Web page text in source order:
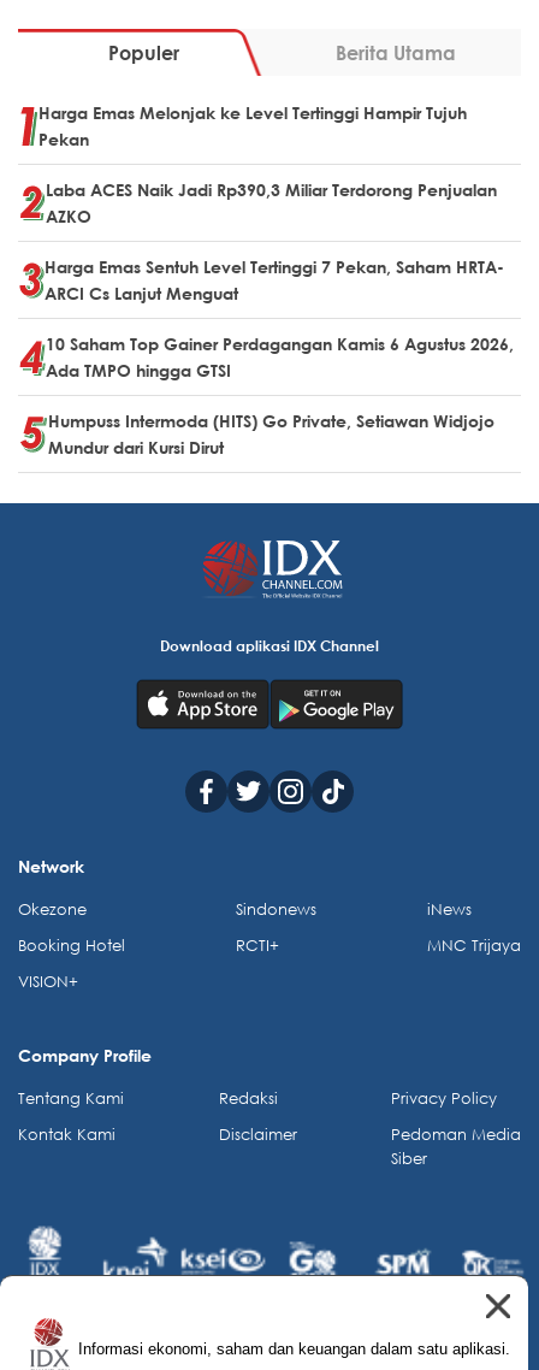
Populer Berita Utama
Harga Emas Melonjak ke Level Tertinggi Hampir Tujuh
Pekan
Laba ACES Naik Jadi Rp390,3 Miliar Terdorong Penjualan
AZKO
Harga Emas Sentuh Level Tertinggi 7 Pekan, Saham HRTA-
ARCI Cs Lanjut Menguat
10 Saham Top Gainer Perdagangan Kamis 6 Agustus 2026,
Ada TMPO hingga GTSI
Humpuss Intermoda (HITS) Go Private, Setiawan Widjojo
Mundur dari Kursi Dirut
Informasi ekonomi, saham dan keuangan dalam satu aplikasi.
Download aplikasi IDX Channel
Network
Okezone
Booking Hotel
VISION+
Sindonews
RCTI+
iNews
MNC Trijaya
Company Profile
Tentang Kami
Kontak Kami
Redaksi
Disclaimer
Privacy Policy
Pedoman Media
Siber
© 2026 IDX Channel. All Rights Reserved.